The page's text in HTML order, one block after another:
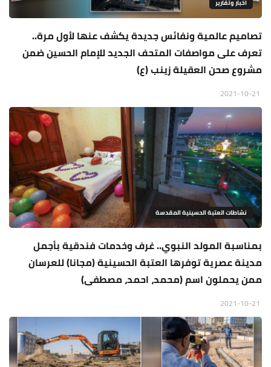
اخبار وتقارير
تصاميم عالمية ونفائس جديدة يكشف عنها لأول مرة..
تعرف على مواصفات المتحف الجديد للإمام الحسين ضمن
مشروع صحن العقيلة زينب (ع)
نشاطات العتبة الحسينية المقدسة
بمناسبة المولد النبوي.. غرف وخدمات فندقية بأجمل
مدينة عصرية توفرها العتبة الحسينية (مجانا) للعرسان
ممن يحملون اسم (محمد، احمد، مصطفى)